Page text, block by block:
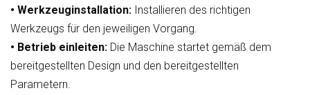
• Werkzeuginstallation: Installieren des richtigen
Werkzeugs für den jeweiligen Vorgang.
• Betrieb einleiten: Die Maschine startet gemäß dem
bereitgestellten Design und den bereitgestellten
Parametern.